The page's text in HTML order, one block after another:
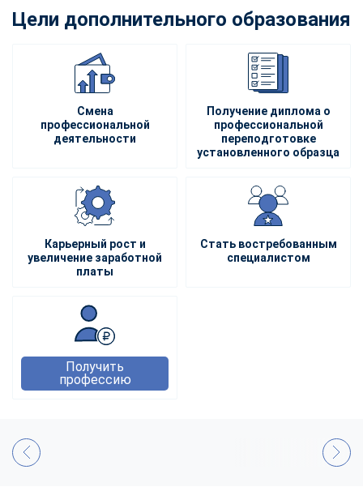
Цели дополнительного образования
Смена
профессиональной
деятельности
Получение диплома о
профессиональной
переподготовке
установленного образца
Карьерный рост и
увеличение заработной
платы
Стать востребованным
специалистом
Получить
профессию